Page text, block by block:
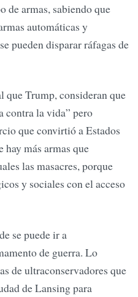
de armas, sabiendo que
automáticas y
pueden disparar ráfagas de
que Trump, consideran que
contra la vida” pero
que convirtió a Estados
más armas que
las masacres, porque
y sociales con el acceso
se puede ir a
de guerra. Lo
de ultraconservadores que
de Lansing para